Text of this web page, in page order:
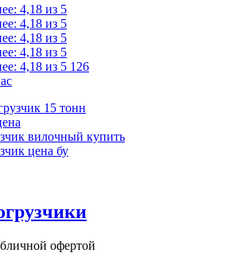
126
15 тонн
вилочный купить
цена бу
офертой